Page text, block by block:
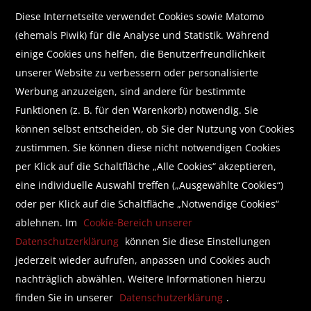
versand- oder abholbereit in 48 Stunden
Diese Internetseite verwendet Cookies sowie Matomo
(ehemals Piwik) für die Analyse und Statistik. Während
einige Cookies uns helfen, die Benutzerfreundlichkeit
unserer Website zu verbessern oder personalisierte
Werbung anzuzeigen, sind andere für bestimmte
Funktionen (z. B. für den Warenkorb) notwendig. Sie
können selbst entscheiden, ob Sie der Nutzung von Cookies
zustimmen. Sie können diese nicht notwendigen Cookies
per Klick auf die Schaltfläche „Alle Cookies“ akzeptieren,
eine individuelle Auswahl treffen („Ausgewählte Cookies“)
oder per Klick auf die Schaltfläche „Notwendige Cookies“
ablehnen. Im Cookie-Bereich unserer
Datenschutzerklärung können Sie diese Einstellungen
jederzeit wieder aufrufen, anpassen und Cookies auch
nachträglich abwählen. Weitere Informationen hierzu
finden Sie in unserer Datenschutzerklärung .